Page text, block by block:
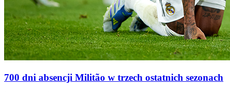
700 dni absencji Militão w trzech ostatnich sezonach